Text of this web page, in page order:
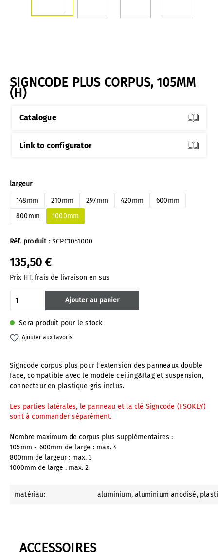
SIGNCODE PLUS CORPUS, 105MM
(H)
Catalogue
Link to configurator
Réf. produit :SCPC1051000
135,50 €
Prix HT, frais de livraison en sus
Sera produit pour le stock
Sélectionnez
largeur
148mm
210mm 297mm 420mm
600mm
800mm
1000mm
Quantité de produit : Entrez la quantité
Ajouter au panier
Ajouter aux favoris
Signcode corpus plus pour l'extension des panneaux double
face, compatible avec le modèle ceiling&flag et suspension,
connecteur en plastique gris inclus.
Les parties latérales, le panneau et la clé Signcode (FSOKEY)
sont à commander séparément.
Nombre maximum de corpus plus supplémentaires :
105mm - 600mm de large : max. 4
800mm de largeur : max. 3
1000mm de large : max. 2
matériau: aluminium, aluminium anodisé,
ACCESSOIRES